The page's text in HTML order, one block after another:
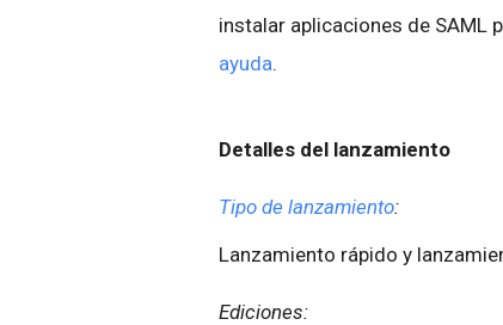
instalar aplicaciones de SAML
ayuda.
Detalles del lanzamiento
Tipo de lanzamiento:
Lanzamiento rápido y
Ediciones: